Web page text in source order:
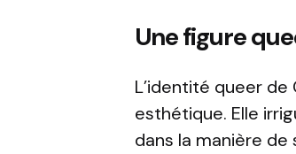
Une figure
L’identité queer de
esthétique. Elle
dans la manière